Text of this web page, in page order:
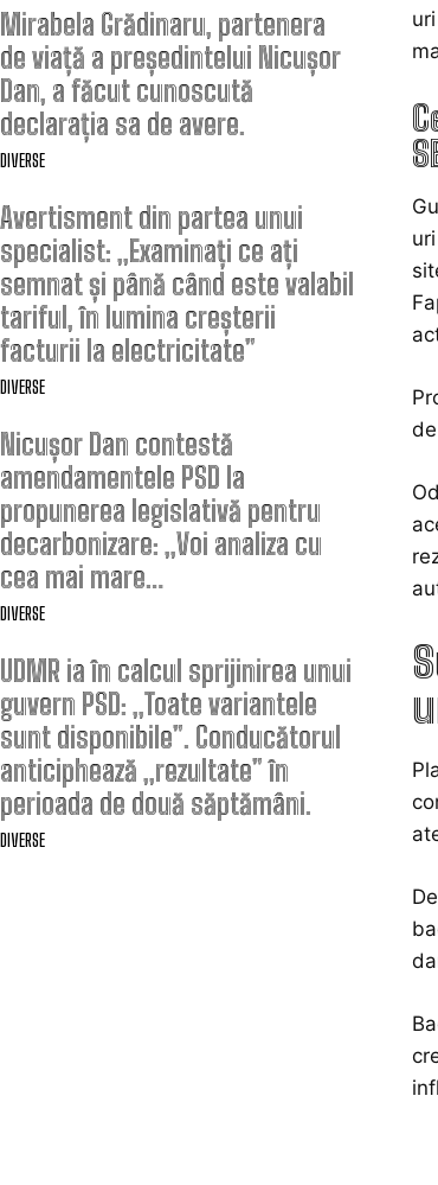
Mirabela Grădinaru, partenera
de viață a președintelui Nicușor
Dan, a făcut cunoscută
declarația sa de avere.
DIVERSE
Avertisment din partea unui
specialist: „Examinați ce ați
semnat și până când este valabil
tariful, în lumina creșterii
facturii la electricitate”
DIVERSE
Nicușor Dan contestă
amendamentele PSD la
propunerea legislativă pentru
decarbonizare: „Voi analiza cu
cea mai mare…
DIVERSE
UDMR ia în calcul sprijinirea unui
guvern PSD: „Toate variantele
sunt disponibile”. Conducătorul
anticiphează „rezultate” în
perioada de două săptămâni.
DIVERSE